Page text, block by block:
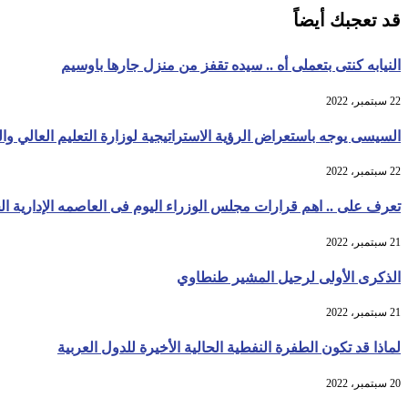
قد تعجبك أيضاً
النيابه كنتى بتعملى أه .. سيده تقفز من منزل جارها باوسيم
22 سبتمبر، 2022
السيسى يوجه باستعراض الرؤية الاستراتيجية لوزارة التعليم العالي
22 سبتمبر، 2022
تعرف على .. اهم قرارات مجلس الوزراء اليوم فى العاصمه الإدارية
21 سبتمبر، 2022
الذكرى الأولى لرحيل المشير طنطاوي
21 سبتمبر، 2022
لماذا قد تكون الطفرة النفطية الحالية الأخيرة للدول العربية
20 سبتمبر، 2022